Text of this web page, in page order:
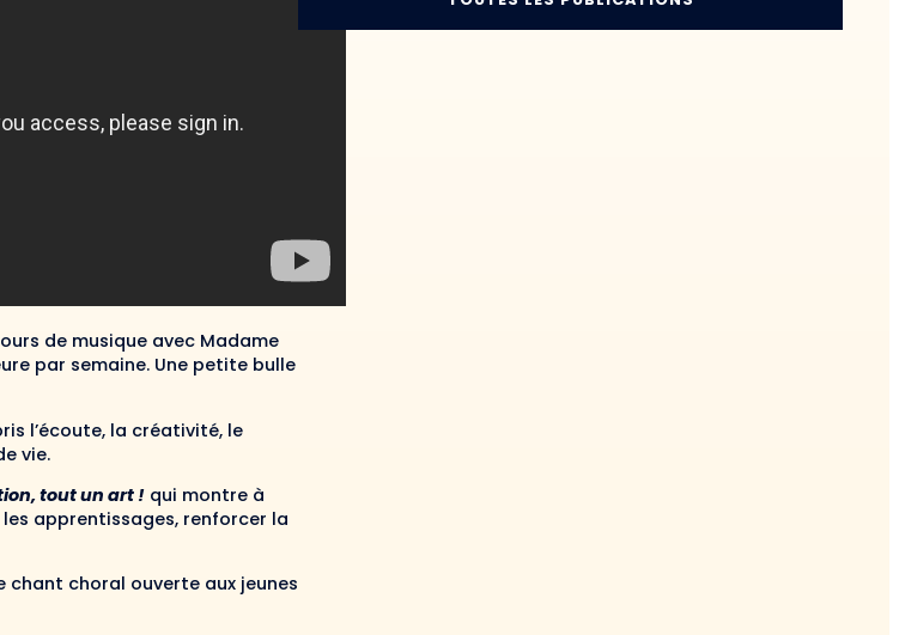
de musique avec Madame
par semaine. Une petite bulle
l’écoute, la créativité, le
vie.
tout un art ! qui montre à
apprentissages, renforcer la
chant choral ouverte aux jeunes